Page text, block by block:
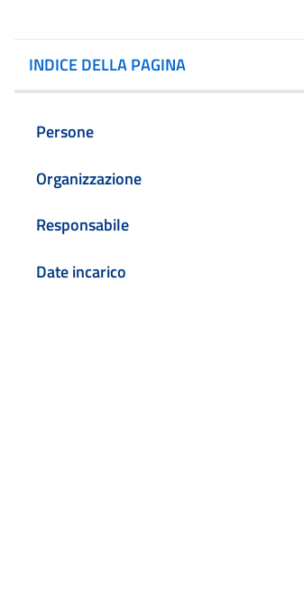
INDICE DELLA PAGINA
Persone
Organizzazione
Responsabile
Date incarico